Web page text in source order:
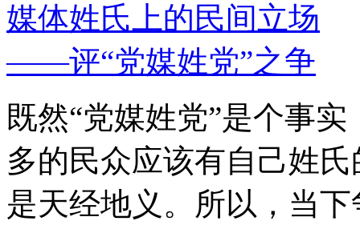
媒体姓氏上的民间立场
——评“党媒姓党”之争
既然“党媒姓党”是个事
多的民众应该有自己姓
是天经地义。所以，当